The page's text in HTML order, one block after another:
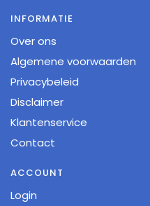
INFORMATIE
Over ons
Algemene voorwaarden
Privacybeleid
Disclaimer
Klantenservice
Contact
ACCOUNT
Login